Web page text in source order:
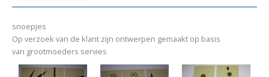
snoepjes
Op verzoek van de klant zijn ontwerpen gemaakt op basis
van grootmoeders servies